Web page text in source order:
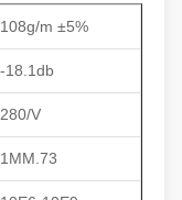
108g/m ±5%
-18.1db
280/V
1MM.73